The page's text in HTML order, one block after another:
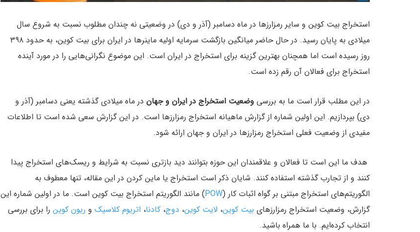
استخراج بیت کوین و سایر رمزارزها در ماه دسامبر (آذر و دی) در وضعیتی نه چندان مطلوب نسبت به شروع سال
میلادی به پایان رسید. در حال حاضر میانگین بازگشت سرمایه اولیه ماینرها در ایران برای بیت کوین، به حدود ۳۹۸
روز رسیده است اما همچنان بهترین گزینه برای استخراج در ایران است. این موضوع نگرانی‌هایی را در مورد آینده
استخراج برای فعالان آن رقم زده است.
در این مطلب قرار است ما به بررسی وضعیت استخراج در ایران و جهان در ماه میلادی گذشته یعنی دسامبر (آذر و
دی) بپردازیم. این اولین شماره از گزارش ماهیانه استخراج رمزارزها است. در این گزارش سعی شده است تا اطلاعات
مفیدی از وضعیت فعلی استخراج رمزارزها در ایران و جهان ارائه شود.
هدف ما این است تا فعالان و علاقمندان این حوزه بتوانند دید بازتری نسبت به شرایط و ریسک‌های استخراج پیدا
کنند و از تجارب گذشته استفاده کنند. شایان ذکر است استخراج یا ماین کردن در این مقاله، تنها معطوف به
الگوریتم‌های استخراج مبتنی بر گواه اثبات کار (POW) مانند الگوریتم استخراج بیت کوین است. ما در اولین شماره این
گزارش، وضعیت استخراج رمزارزهای بیت کوین، لایت کوین، دوج، کادنا، اتریوم کلاسیک و ریون کوین را برای بررسی
انتخاب کرده‌ایم. با ما همراه باشید.